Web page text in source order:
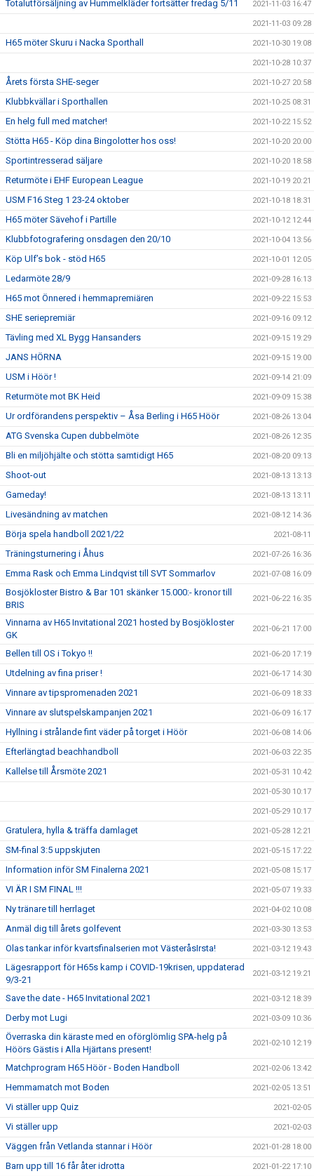
Totalutförsäljning av Hummelkläder fortsätter fredag 5/11 2021-11-03 16:47
2021-11-03 09:28
H65 möter Skuru i Nacka Sporthall 2021-10-30 19:08
2021-10-28 10:37
Årets första SHE-seger 2021-10-27 20:58
Klubbkvällar i Sporthallen 2021-10-25 08:31
En helg full med matcher! 2021-10-22 15:52
Stötta H65 - Köp dina Bingolotter hos oss! 2021-10-20 20:00
Sportintresserad säljare 2021-10-20 18:58
Returmöte i EHF European League 2021-10-19 20:21
USM F16 Steg 1 23-24 oktober 2021-10-18 18:31
H65 möter Sävehof i Partille 2021-10-12 12:44
Klubbfotografering onsdagen den 20/10 2021-10-04 13:56
Köp Ulf’s bok - stöd H65 2021-10-01 12:05
Ledarmöte 28/9 2021-09-28 16:13
H65 mot Önnered i hemmapremiären 2021-09-22 15:53
SHE seriepremiär 2021-09-16 09:12
Tävling med XL Bygg Hansanders 2021-09-15 19:29
JANS HÖRNA 2021-09-15 19:00
USM i Höör ! 2021-09-14 21:09
Returmöte mot BK Heid 2021-09-09 15:38
Ur ordförandens perspektiv – Åsa Berling i H65 Höör 2021-08-26 13:04
ATG Svenska Cupen dubbelmöte 2021-08-26 12:35
Bli en miljöhjälte och stötta samtidigt H65 2021-08-20 09:13
Shoot-out 2021-08-13 13:13
Gameday! 2021-08-13 13:11
Livesändning av matchen 2021-08-12 14:36
Börja spela handboll 2021/22 2021-08-11
Träningsturnering i Åhus 2021-07-26 16:36
Emma Rask och Emma Lindqvist till SVT Sommarlov 2021-07-08 16:09
Bosjökloster Bistro & Bar 101 skänker 15.000:- kronor till
BRIS
2021-06-22 16:35
Vinnarna av H65 Invitational 2021 hosted by Bosjökloster
GK
2021-06-21 17:00
Bellen till OS i Tokyo !! 2021-06-20 17:19
Utdelning av fina priser ! 2021-06-17 14:30
Vinnare av tipspromenaden 2021 2021-06-09 18:33
Vinnare av slutspelskampanjen 2021 2021-06-09 16:17
Hyllning i strålande fint väder på torget i Höör 2021-06-08 14:06
Efterlängtad beachhandboll 2021-06-03 22:35
Kallelse till Årsmöte 2021 2021-05-31 10:42
2021-05-30 10:17
2021-05-29 10:17
Gratulera, hylla & träffa damlaget 2021-05-28 12:21
SM-final 3:5 uppskjuten 2021-05-15 17:22
Information inför SM Finalerna 2021 2021-05-08 15:17
VI ÄR I SM FINAL !!! 2021-05-07 19:33
Ny tränare till herrlaget 2021-04-02 10:08
Anmäl dig till årets golfevent 2021-03-30 13:53
Olas tankar inför kvartsfinalserien mot VästeråsIrsta! 2021-03-12 19:43
Lägesrapport för H65s kamp i COVID-19krisen, uppdaterad
9/3-21
2021-03-12 19:21
Save the date - H65 Invitational 2021 2021-03-12 18:39
Derby mot Lugi 2021-03-09 10:36
Överraska din käraste med en oförglömlig SPA-helg på
Höörs Gästis i Alla Hjärtans present!
2021-02-10 12:19
Matchprogram H65 Höör - Boden Handboll 2021-02-06 13:42
Hemmamatch mot Boden 2021-02-05 13:51
Vi ställer upp Quiz 2021-02-05
Vi ställer upp 2021-02-03
Väggen från Vetlanda stannar i Höör 2021-01-28 18:00
Barn upp till 16 får åter idrotta 2021-01-22 17:10